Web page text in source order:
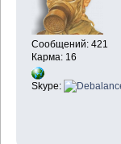
Сообщений: 421
Карма: 16
Skype: